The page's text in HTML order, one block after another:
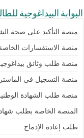
البوابة البيداغوجية
منصة التأكيد على صحة
منصة الاستفسارات
منصة طلب وثائق
منصة التسجيل في الماستر
منصة طلب الشهادة
المنصة الخاصة بطلب
طلب إعادة الإدماج